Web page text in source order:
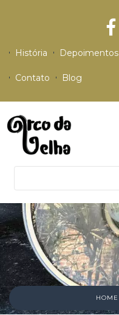
História Depoimentos
Contato Blog
HOME